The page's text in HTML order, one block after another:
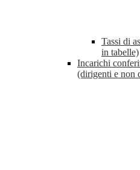
Tassi di
in tabelle)
Incarichi
(dirigenti e non